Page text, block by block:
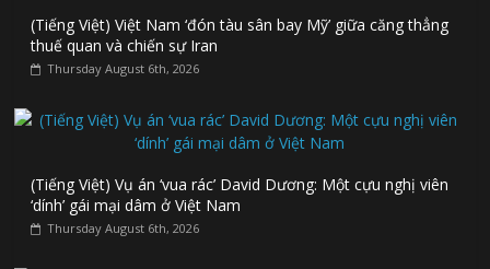
(Tiếng Việt) Việt Nam ‘đón tàu sân bay Mỹ’ giữa căng thẳng
thuế quan và chiến sự Iran
Thursday August 6th, 2026
(Tiếng Việt) Vụ án ‘vua rác’ David Dương: Một cựu nghị viên
‘dính’ gái mại dâm ở Việt Nam
Thursday August 6th, 2026